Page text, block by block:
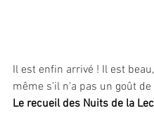
Il est enfin arrivé ! Il est
même s'il n'a pas un goût de
Le recueil des Nuits de la